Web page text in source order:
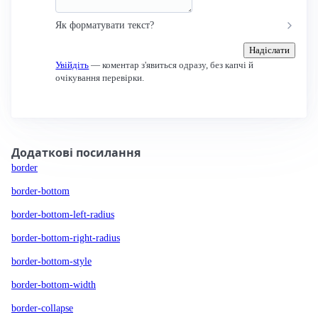
Як форматувати текст?
Надіслати
Увійдіть — коментар з'явиться одразу, без капчі й
очікування перевірки.
Додаткові посилання
border
border-bottom
border-bottom-left-radius
border-bottom-right-radius
border-bottom-style
border-bottom-width
border-collapse